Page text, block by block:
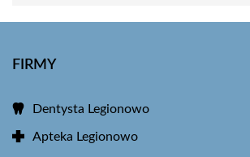
FIRMY
Dentysta Legionowo
Apteka Legionowo